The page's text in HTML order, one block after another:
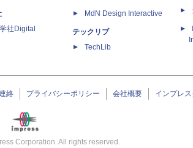
社Digital
MdN Design Interactive
テックリブ
TechLib
絡 プライバシーポリシー 会社概要 インプレ
Corporation. All rights reserved.